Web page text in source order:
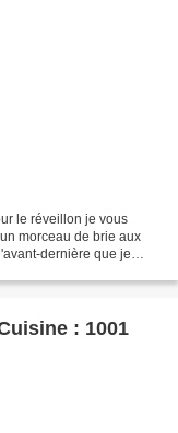
le réveillon je vous
morceau de brie aux
dernière que je
: 1001